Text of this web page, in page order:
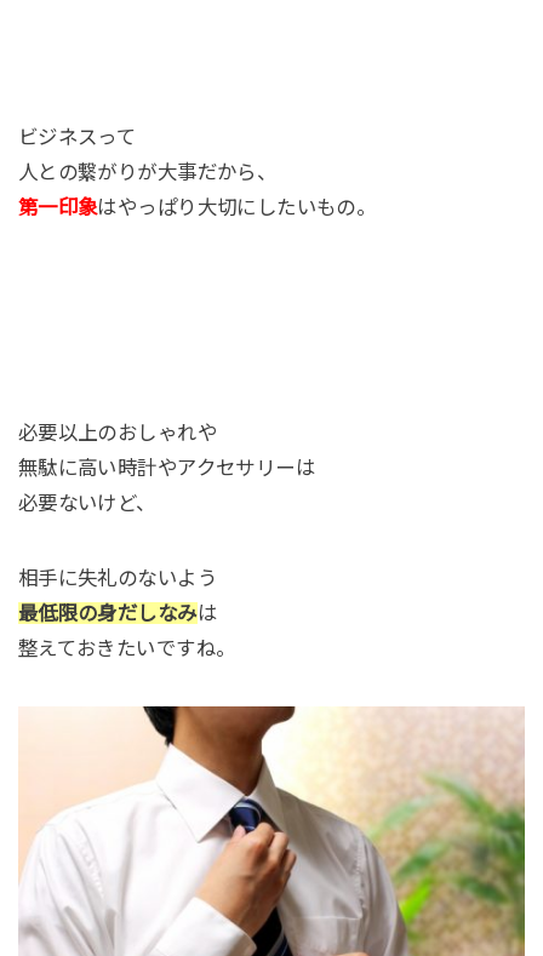
ビジネスって
人との繋がりが大事だから、
第一印象はやっぱり大切にしたいもの。
必要以上のおしゃれや
無駄に高い時計やアクセサリーは
必要ないけど、
相手に失礼のないよう
最低限の身だしなみは
整えておきたいですね。